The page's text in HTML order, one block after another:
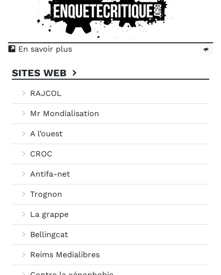
En savoir plus
SITES WEB
RAJCOL
Mr Mondialisation
A l’ouest
CROC
Antifa-net
Trognon
La grappe
Bellingcat
Reims Medialibres